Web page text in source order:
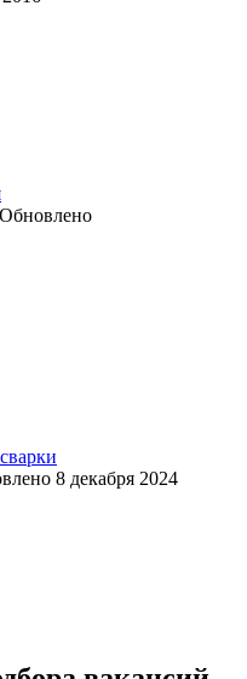
Обновлено
8 декабря 2024